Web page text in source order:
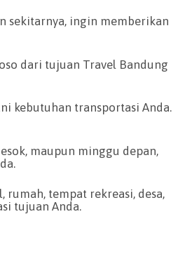
sekitarnya, ingin memberikan
dari tujuan Travel Bandung
kebutuhan transportasi Anda.
maupun minggu depan,
tempat rekreasi, desa,
tujuan Anda.